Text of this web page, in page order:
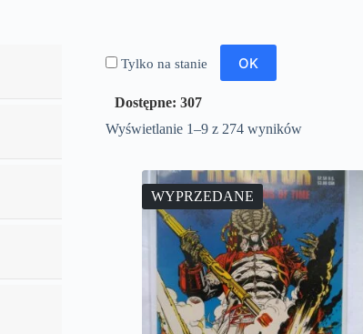
Tylko na stanie OK
Dostępne: 307
Wyświetlanie 1–9 z 274 wyników
WYPRZEDANE